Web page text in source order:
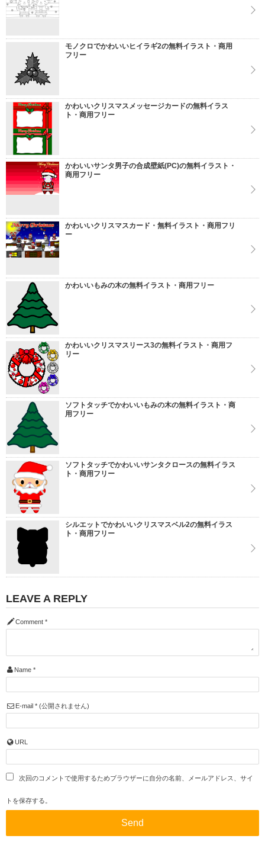
モノクロでかわいいヒイラギ2の無料イラスト・商用
フリー
かわいいクリスマスメッセージカードの無料イラス
ト・商用フリー
かわいいサンタ男子の合成壁紙(PC)の無料イラスト・
商用フリー
かわいいクリスマスカード・無料イラスト・商用フリ
ー
かわいいもみの木の無料イラスト・商用フリー
かわいいクリスマスリース3の無料イラスト・商用フ
リー
ソフトタッチでかわいいもみの木の無料イラスト・商
用フリー
ソフトタッチでかわいいサンタクロースの無料イラス
ト・商用フリー
シルエットでかわいいクリスマスベル2の無料イラス
ト・商用フリー
LEAVE A REPLY
Comment *
Name *
E-mail *(公開されません)
URL
次回のコメントで使用するためブラウザーに自分の名前、メールアドレス、サイ
トを保存する。